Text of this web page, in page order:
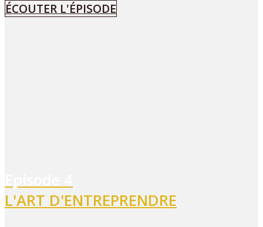
ÉCOUTER L'ÉPISODE
L'ART D'ENTREPRENDRE